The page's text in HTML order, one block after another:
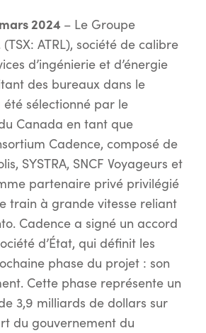
2024 – Le Groupe
ATRL), société de calibre
d’ingénierie et d’énergie
des bureaux dans le
sélectionné par le
Canada en tant que
Cadence, composé de
SYSTRA, SNCF Voyageurs et
partenaire privé privilégié
train à grande vitesse reliant
Cadence a signé un accord
d’État, qui définit les
phase du projet : son
Cette phase représente un
3,9 milliards de dollars sur
du gouvernement du